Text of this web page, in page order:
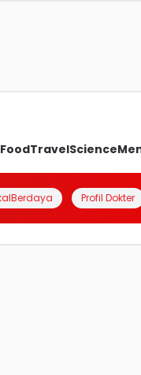
FoodTravelScience
Profil Dokter